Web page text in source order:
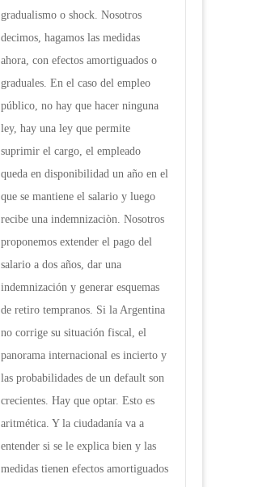
gradualismo o shock. Nosotros
decimos, hagamos las medidas
ahora, con efectos amortiguados o
graduales. En el caso del empleo
público, no hay que hacer ninguna
ley, hay una ley que permite
suprimir el cargo, el empleado
queda en disponibilidad un año en el
que se mantiene el salario y luego
recibe una indemnizaciòn. Nosotros
proponemos extender el pago del
salario a dos años, dar una
indemnización y generar esquemas
de retiro tempranos. Si la Argentina
no corrige su situación fiscal, el
panorama internacional es incierto y
las probabilidades de un default son
crecientes. Hay que optar. Esto es
aritmética. Y la ciudadanía va a
entender si se le explica bien y las
medidas tienen efectos amortiguados